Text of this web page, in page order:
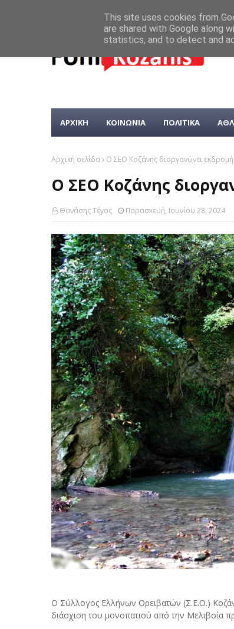
ΑΡΧΙΚΗ ΚΟΙΝΩΝΙΑ ΠΟΛΙΤΙΚΑ
Αρχική σελίδα Ο ΣΕΟ Κοζάνης διοργανώνει
Ο ΣΕΟ Κοζάνης
Θανάσης Τέγος Παρασκευή, Ιουνίου 28, 2024
Ο Σύλλογος Ελλήνων Ορειβατών (Σ.Ε.Ο.)
διάσχιση του μονοπατιού από την Μελιβοία
This site uses cookies from
are shared with Google along
statistics, and to detect and